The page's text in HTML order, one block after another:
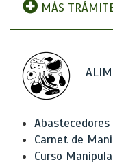
MÁS
Carnet de
Curso